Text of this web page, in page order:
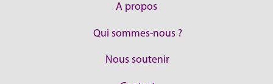
A propos
Qui sommes-nous ?
Nous soutenir